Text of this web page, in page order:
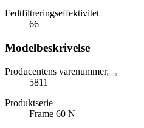
Fedtfiltreringseffektivitet
66
Modelbeskrivelse
Producentens varenummer
5811
Produktserie
Frame 60 N